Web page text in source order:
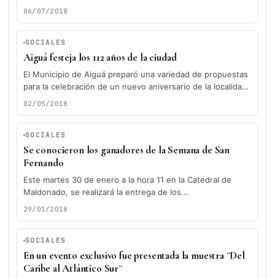
Será en...
06/07/2018
SOCIALES
Aiguá festeja los 112 años de la ciudad
El Municipio de Aiguá preparó una variedad de propuestas
para la celebración de un nuevo aniversario de la localidad.
Del...
02/05/2018
SOCIALES
Se conocieron los ganadores de la Semana de San
Fernando
Este martes 30 de enero a la hora 11 en la Catedral de
Maldonado, se realizará la entrega de los...
29/01/2018
SOCIALES
En un evento exclusivo fue presentada la muestra ¨Del
Caribe al Atlántico Sur¨